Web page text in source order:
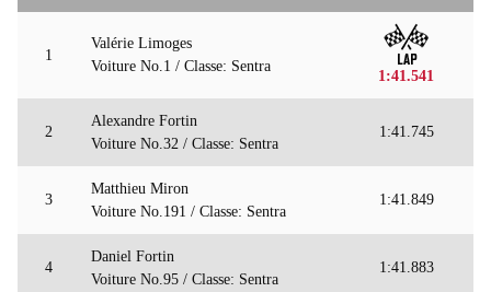
1
Valérie Limoges
Voiture No.1 / Classe: Sentra
1:41.541
2
Alexandre Fortin
Voiture No.32 / Classe: Sentra
1:41.745
3
Matthieu Miron
Voiture No.191 / Classe: Sentra
1:41.849
4
Daniel Fortin
Voiture No.95 / Classe: Sentra
1:41.883